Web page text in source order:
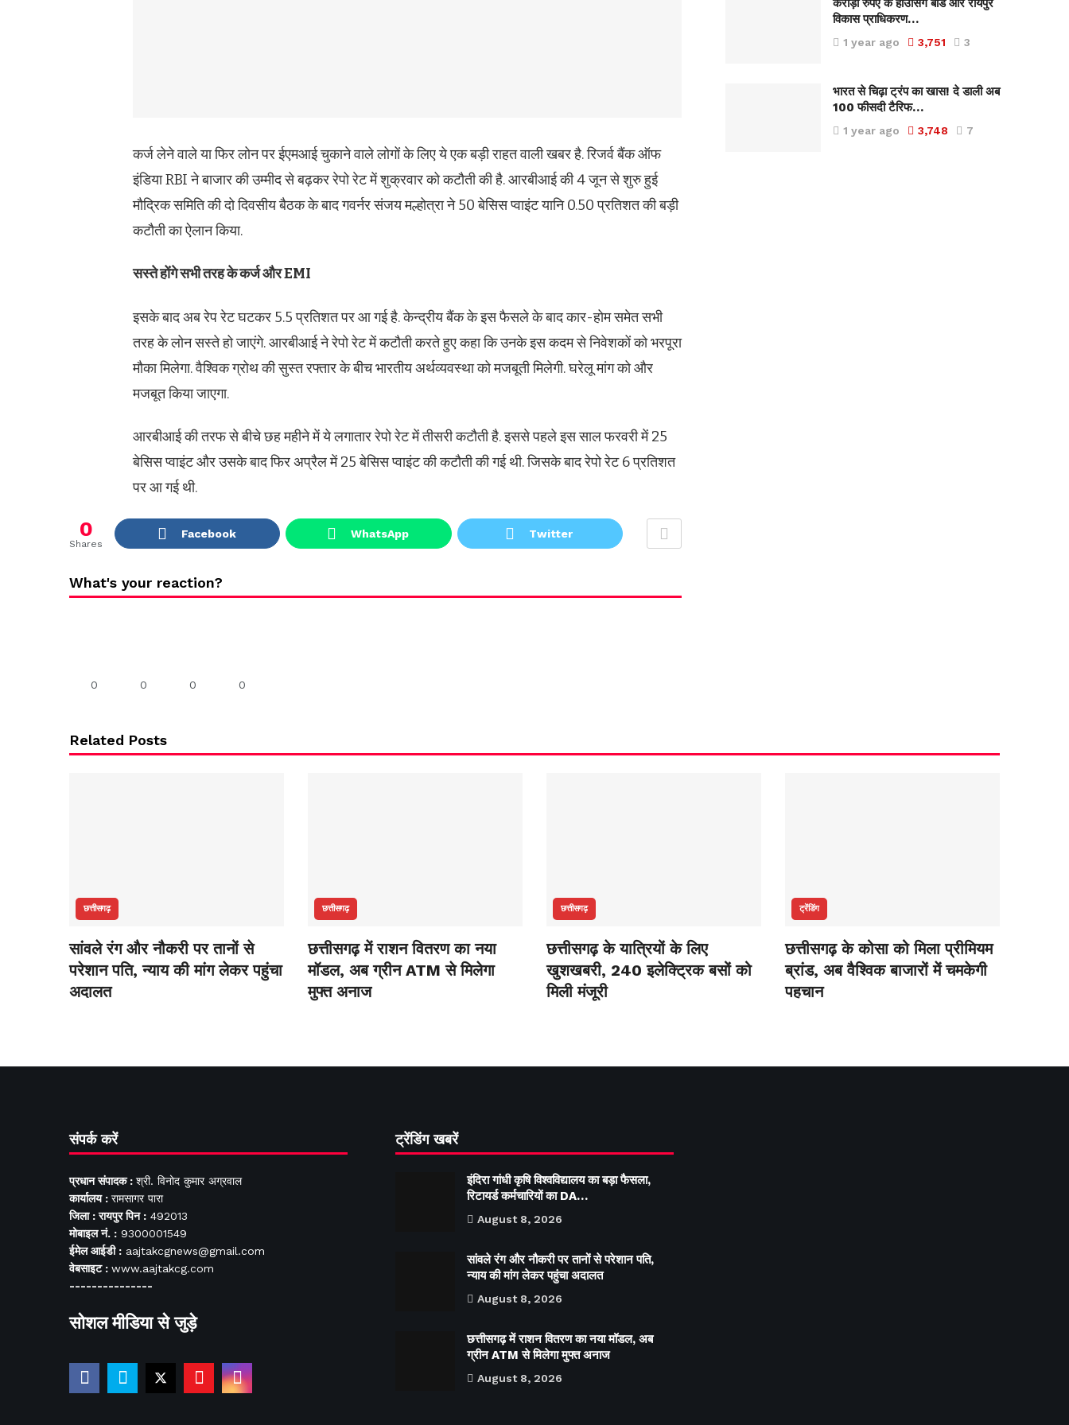
कर्ज लेने वाले या फिर लोन पर ईएमआई चुकाने वाले लोगों के लिए ये एक बड़ी राहत वाली खबर है. रिजर्व बैंक ऑफ
इंडिया RBI ने बाजार की उम्मीद से बढ़कर रेपो रेट में शुक्रवार को कटौती की है. आरबीआई की 4 जून से शुरु हुई
मौद्रिक समिति की दो दिवसीय बैठक के बाद गवर्नर संजय मल्होत्रा ने 50 बेसिस प्वाइंट यानि 0.50 प्रतिशत की बड़ी
कटौती का ऐलान किया.
सस्ते होंगे सभी तरह के कर्ज और EMI
इसके बाद अब रेप रेट घटकर 5.5 प्रतिशत पर आ गई है. केन्द्रीय बैंक के इस फैसले के बाद कार-होम समेत सभी
तरह के लोन सस्ते हो जाएंगे. आरबीआई ने रेपो रेट में कटौती करते हुए कहा कि उनके इस कदम से निवेशकों को भरपूरा
मौका मिलेगा. वैश्विक ग्रोथ की सुस्त रफ्तार के बीच भारतीय अर्थव्यवस्था को मजबूती मिलेगी. घरेलू मांग को और
मजबूत किया जाएगा.
आरबीआई की तरफ से बीचे छह महीने में ये लगातार रेपो रेट में तीसरी कटौती है. इससे पहले इस साल फरवरी में 25
बेसिस प्वाइंट और उसके बाद फिर अप्रैल में 25 बेसिस प्वाइंट की कटौती की गई थी. जिसके बाद रेपो रेट 6 प्रतिशत
पर आ गई थी.
0
Shares
Facebook WhatsApp Twitter
What's your reaction?
0 0 0 0
करोड़ों रुपए के हाउसिंग बोर्ड और रायपुर
विकास प्राधिकरण…
1 year ago 3,751 3
भारत से चिढ़ा ट्रंप का खास! दे डाली अब
100 फीसदी टैरिफ…
1 year ago 3,748 7
Related Posts
छत्तीसगढ़
सांवले रंग और नौकरी पर तानों से
परेशान पति, न्याय की मांग लेकर पहुंचा
अदालत
छत्तीसगढ़
छत्तीसगढ़ में राशन वितरण का नया
मॉडल, अब ग्रीन ATM से मिलेगा
मुफ्त अनाज
छत्तीसगढ़
छत्तीसगढ़ के यात्रियों के लिए
खुशखबरी, 240 इलेक्ट्रिक बसों को
मिली मंजूरी
ट्रेंडिंग
छत्तीसगढ़ के कोसा को मिला प्रीमियम
ब्रांड, अब वैश्विक बाजारों में चमकेगी
पहचान
संपर्क करें
प्रधान संपादक : श्री. विनोद कुमार अग्रवाल
कार्यालय : रामसागर पारा
जिला : रायपुर पिन : 492013
मोबाइल नं. : 9300001549
ईमेल आईडी : aajtakcgnews@gmail.com
वेबसाइट : www.aajtakcg.com
---------------
सोशल मीडिया से जुड़े
ट्रेंडिंग खबरें
इंदिरा गांधी कृषि विश्वविद्यालय का बड़ा फैसला,
रिटायर्ड कर्मचारियों का DA…
August 8, 2026
सांवले रंग और नौकरी पर तानों से परेशान पति,
न्याय की मांग लेकर पहुंचा अदालत
August 8, 2026
छत्तीसगढ़ में राशन वितरण का नया मॉडल, अब
ग्रीन ATM से मिलेगा मुफ्त अनाज
August 8, 2026